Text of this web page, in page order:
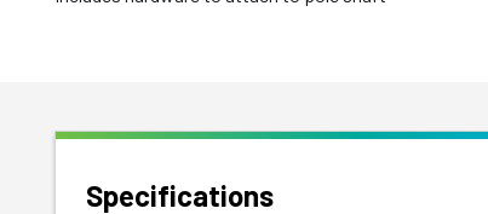
Specifications